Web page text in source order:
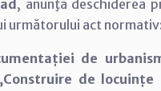
, anunţă deschiderea
următorului act
de
de locuințe